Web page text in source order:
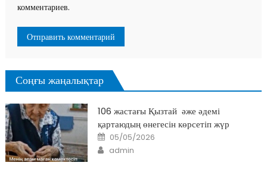
комментариев.
Соңғы жаңалықтар
106 жастағы Қызтай әже әдемі
қартаюдың өнегесін көрсетіп жүр
Posted
on
05/05/2026
Author
admin